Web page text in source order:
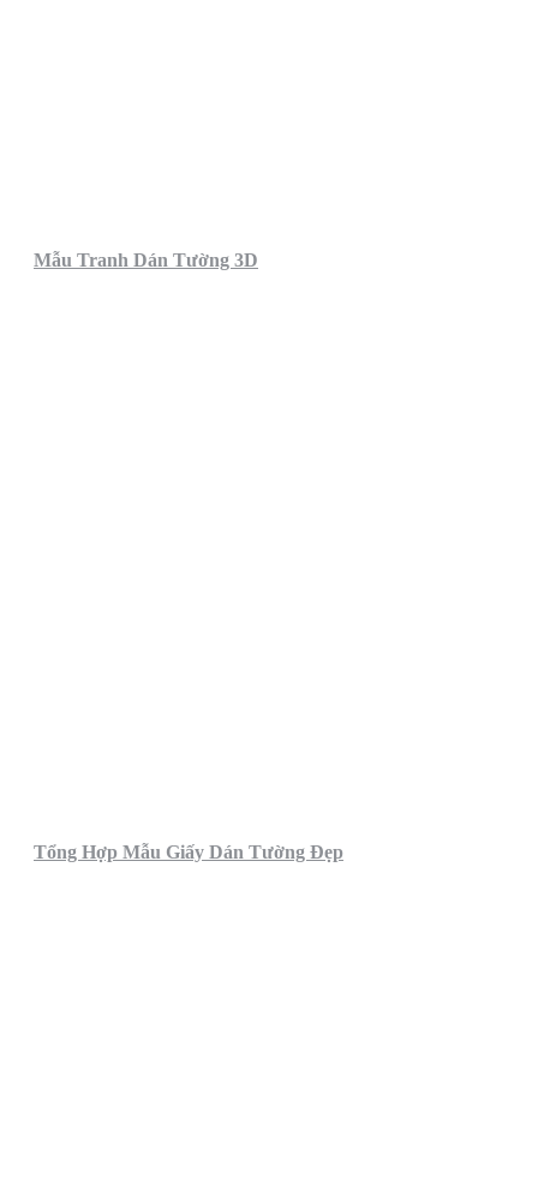
Mẫu Tranh Dán Tường 3D
Tổng Hợp Mẫu Giấy Dán Tường Đẹp